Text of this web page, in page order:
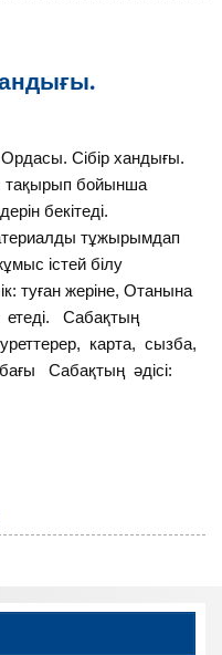
Сібір хандығы.
тақырып бойынша
бекітеді.
тұжырымдап
істей білу
туған жеріне, Отанына
етеді. Сабақтың
суреттерер, карта, сызба,
Сабақтың әдісі: